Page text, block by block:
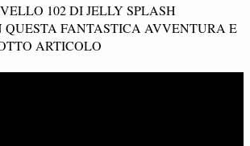
102 DI JELLY SPLASH
QUESTA FANTASTICA AVVENTURA E
ARTICOLO